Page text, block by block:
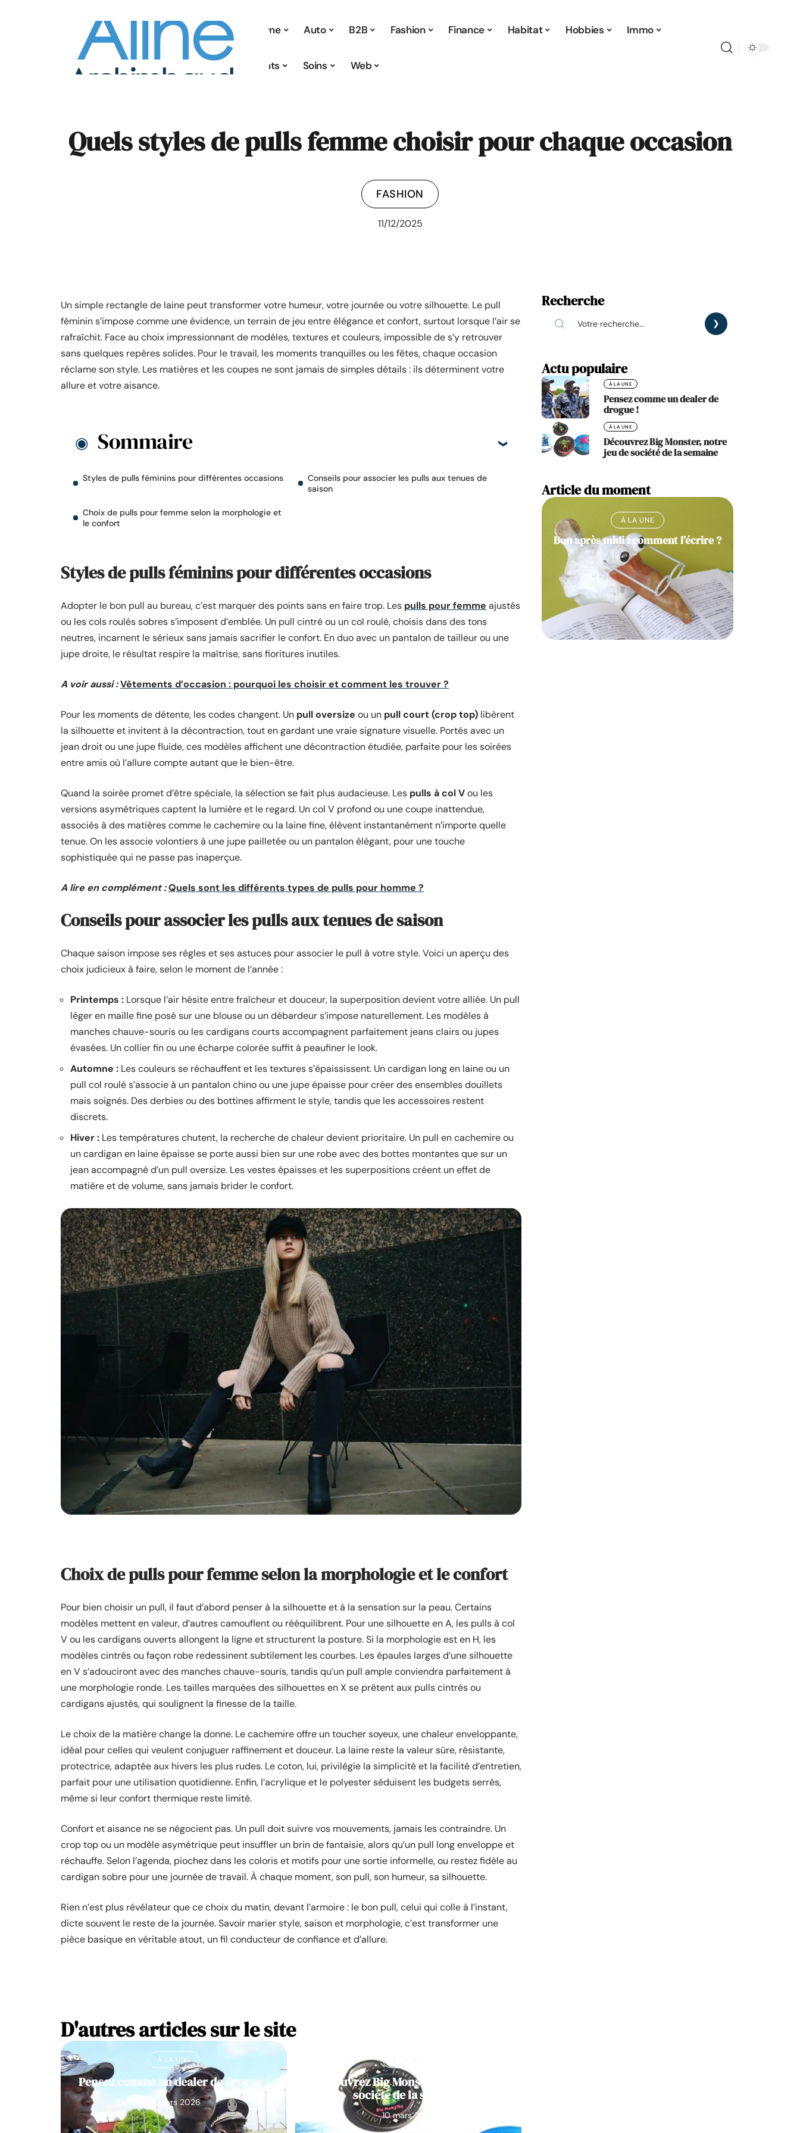
À la une Auto B2B Fashion Finance Habitat Hobbies Immo
Parents Soins Web
Quels styles de pulls femme choisir pour chaque occasion
FASHION
11/12/2025
Un simple rectangle de laine peut transformer votre humeur, votre journée ou votre silhouette. Le pull
féminin s’impose comme une évidence, un terrain de jeu entre élégance et confort, surtout lorsque l’air se
rafraîchit. Face au choix impressionnant de modèles, textures et couleurs, impossible de s’y retrouver
sans quelques repères solides. Pour le travail, les moments tranquilles ou les fêtes, chaque occasion
réclame son style. Les matières et les coupes ne sont jamais de simples détails : ils déterminent votre
allure et votre aisance.
Sommaire
Styles de pulls féminins pour différentes occasions
Conseils pour associer les pulls aux tenues de
saison
Choix de pulls pour femme selon la morphologie et
le confort
Styles de pulls féminins pour différentes occasions
Adopter le bon pull au bureau, c’est marquer des points sans en faire trop. Les pulls pour femme ajustés
ou les cols roulés sobres s’imposent d’emblée. Un pull cintré ou un col roulé, choisis dans des tons
neutres, incarnent le sérieux sans jamais sacrifier le confort. En duo avec un pantalon de tailleur ou une
jupe droite, le résultat respire la maîtrise, sans fioritures inutiles.
A voir aussi :Vêtements d’occasion : pourquoi les choisir et comment les trouver ?
Pour les moments de détente, les codes changent. Un pull oversize ou un pull court (crop top) libèrent
la silhouette et invitent à la décontraction, tout en gardant une vraie signature visuelle. Portés avec un
jean droit ou une jupe fluide, ces modèles affichent une décontraction étudiée, parfaite pour les soirées
entre amis où l’allure compte autant que le bien-être.
Quand la soirée promet d’être spéciale, la sélection se fait plus audacieuse. Les pulls à col Vou les
versions asymétriques captent la lumière et le regard. Un col V profond ou une coupe inattendue,
associés à des matières comme le cachemire ou la laine fine, élèvent instantanément n’importe quelle
tenue. On les associe volontiers à une jupe pailletée ou un pantalon élégant, pour une touche
sophistiquée qui ne passe pas inaperçue.
A lire en complément :Quels sont les différents types de pulls pour homme ?
Conseils pour associer les pulls aux tenues de saison
Chaque saison impose ses règles et ses astuces pour associer le pull à votre style. Voici un aperçu des
choix judicieux à faire, selon le moment de l’année :
Printemps : Lorsque l’air hésite entre fraîcheur et douceur, la superposition devient votre alliée. Un pull
léger en maille fine posé sur une blouse ou un débardeur s’impose naturellement. Les modèles à
manches chauve-souris ou les cardigans courts accompagnent parfaitement jeans clairs ou jupes
évasées. Un collier fin ou une écharpe colorée suffit à peaufiner le look.
Automne : Les couleurs se réchauffent et les textures s’épaississent. Un cardigan long en laine ou un
pull col roulé s’associe à un pantalon chino ou une jupe épaisse pour créer des ensembles douillets
mais soignés. Des derbies ou des bottines affirment le style, tandis que les accessoires restent
discrets.
Hiver : Les températures chutent, la recherche de chaleur devient prioritaire. Un pull en cachemire ou
un cardigan en laine épaisse se porte aussi bien sur une robe avec des bottes montantes que sur un
jean accompagné d’un pull oversize. Les vestes épaisses et les superpositions créent un effet de
matière et de volume, sans jamais brider le confort.
Choix de pulls pour femme selon la morphologie et le confort
Pour bien choisir un pull, il faut d’abord penser à la silhouette et à la sensation sur la peau. Certains
modèles mettent en valeur, d’autres camouflent ou rééquilibrent. Pour une silhouette en A, les pulls à col
V ou les cardigans ouverts allongent la ligne et structurent la posture. Si la morphologie est en H, les
modèles cintrés ou façon robe redessinent subtilement les courbes. Les épaules larges d’une silhouette
en V s’adouciront avec des manches chauve-souris, tandis qu’un pull ample conviendra parfaitement à
une morphologie ronde. Les tailles marquées des silhouettes en X se prêtent aux pulls cintrés ou
cardigans ajustés, qui soulignent la finesse de la taille.
Le choix de la matière change la donne. Le cachemire offre un toucher soyeux, une chaleur enveloppante,
idéal pour celles qui veulent conjuguer raffinement et douceur. La laine reste la valeur sûre, résistante,
protectrice, adaptée aux hivers les plus rudes. Le coton, lui, privilégie la simplicité et la facilité d’entretien,
parfait pour une utilisation quotidienne. Enfin, l’acrylique et le polyester séduisent les budgets serrés,
même si leur confort thermique reste limité.
Confort et aisance ne se négocient pas. Un pull doit suivre vos mouvements, jamais les contraindre. Un
crop top ou un modèle asymétrique peut insuffler un brin de fantaisie, alors qu’un pull long enveloppe et
réchauffe. Selon l’agenda, piochez dans les coloris et motifs pour une sortie informelle, ou restez fidèle au
cardigan sobre pour une journée de travail. À chaque moment, son pull, son humeur, sa silhouette.
Rien n’est plus révélateur que ce choix du matin, devant l’armoire : le bon pull, celui qui colle à l’instant,
dicte souvent le reste de la journée. Savoir marier style, saison et morphologie, c’est transformer une
pièce basique en véritable atout, un fil conducteur de confiance et d’allure.
D'autres articles sur le site
À LA UNE
Pensez comme un dealer de drogue !
10 mars 2026
Découvrez Big Monster, notre jeu de
société de la semaine
10 mars 2026
Recherche
Actu populaire
À LA UNE
Pensez comme un dealer de
drogue !
À LA UNE
Découvrez Big Monster, notre
jeu de société de la semaine
Article du moment
À LA UNE
Bon après midi : comment l’écrire ?